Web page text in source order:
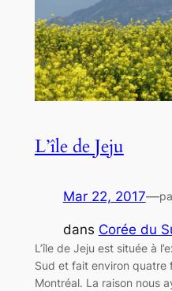
L’île de Jeju
Mar 22, 2017—
dans Corée du
L’île de Jeju est située à
Sud et fait environ quatre
Montréal. La raison nous